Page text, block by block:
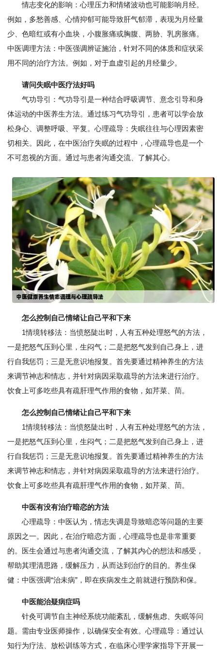
情志变化的影响：心理压力和情绪波动也可能影响月经。
例如，多愁善感、心情抑郁可能导致肝气郁滞，表现为月经量
少、色暗红或有小血块，小腹胀痛或胸腹、两胁、乳房胀痛。
中医调理方法：中医强调辨证施治，针对不同的体质和症状采
用不同的治疗方法。例如，对于血虚引起的月经量少。
请问失眠中医疗法好吗
气功导引：气功导引是一种结合呼吸调节、意念引导和身
体运动的中医养生方法。通过练习气功导引，患者可以学会放
松身心、调整呼吸、平复。心理疏导：失眠往往与心理因素密
切相关。因此，在中医治疗失眠的过程中，心理疏导也是一个
不可忽视的方面。通过与患者沟通交流、了解其心。
怎么控制自己情绪让自己平和下来
1情境转移法：当愤怒陡出时，人有五种处理怒气的方法，
一是把怒气压到心里，生闷气；二是把怒气发到自己身上，进
行自我惩罚；三是无意识地报复。首先要通过精神养生的方法
来调节神志和情志，并针对病因采取疏导的方法来进行治疗。
饮食上可多吃些具有疏肝理气作用的食物，如芹菜、茼。
怎么控制自己情绪让自己平和下来
1情境转移法：当愤怒陡出时，人有五种处理怒气的方法，
一是把怒气压到心里，生闷气；二是把怒气发到自己身上，进
行自我惩罚；三是无意识地报复。首先要通过精神养生的方法
来调节神志和情志，并针对病因采取疏导的方法来进行治疗。
饮食上可多吃些具有疏肝理气作用的食物，如芹菜、茼。
中医有没有治疗暗恋的方法
心理疏导：中医认为，情志失调是导致暗恋等问题的主要
原因之一。因此，在治疗暗恋方面，心理疏导也是非常重要
的。医生会通过与患者沟通交流，了解其内心的想法和感受，
帮助其理清思路，缓解压力，从而达到治疗的目的。养生保
健：中医强调“治未病”，即在疾病发生之前就进行预防和保。
中医能治疑病症吗
针灸可调节自主神经系统功能紊乱，缓解焦虑、失眠等问
题。需由专业医师操作，以确保安全有效。心理疏导：通过认
知行为疗法、放松训练等方式，在临床心理学家指导下开展一